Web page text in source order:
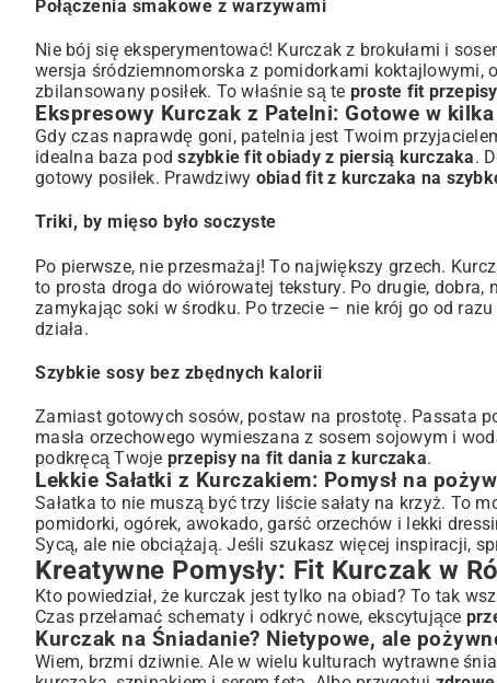
Połączenia smakowe z warzywami
Nie bój się eksperymentować! Kurczak z brokułami i
wersja śródziemnomorska z pomidorkami koktajlowymi,
zbilansowany posiłek. To właśnie są te proste fit
Ekspresowy Kurczak z Patelni: Gotowe w
Gdy czas naprawdę goni, patelnia jest Twoim
idealna baza podszybkie fit obiady z piersią kurczaka.
gotowy posiłek. Prawdziwy obiad fit z kurczaka na
Triki, by mięso było soczyste
Po pierwsze, nie przesmażaj! To największy grzech.
to prosta droga do wiórowatej tekstury. Po drugie,
zamykając soki w środku. Po trzecie – nie krój go od
działa.
Szybkie sosy bez zbędnych kalorii
Zamiast gotowych sosów, postaw na prostotę. Passata
masła orzechowego wymieszana z sosem sojowym i
podkręcą Twoje przepisy na fit dania z kurczaka.
Lekkie Sałatki z Kurczakiem: Pomysł na
Sałatka to nie muszą być trzy liście sałaty na krzyż. To
pomidorki, ogórek, awokado, garść orzechów i lekki
Sycą, ale nie obciążają. Jeśli szukasz więcej inspiracji,
Kreatywne Pomysły: Fit Kurczak w
Kto powiedział, że kurczak jest tylko na obiad? To tak
Czas przełamać schematy i odkryć nowe, ekscytujące
Kurczak na Śniadanie? Nietypowe, ale
Wiem, brzmi dziwnie. Ale w wielu kulturach wytrawne